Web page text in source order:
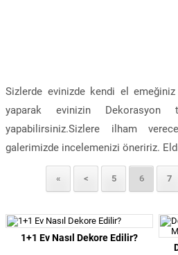
Sizlerde evinizde kendi el
yaparak evinizin Dekorasyon
yapabilirsiniz.Sizlere ilham
galerimizde incelemenizi öneririz.
« < 5 6 7
1+1 Ev Nasıl Dekore Edilir?